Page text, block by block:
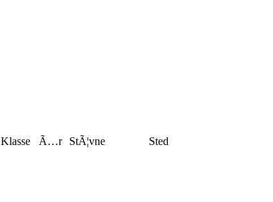
Klasse Ã…r StÃ¦vne
Sted